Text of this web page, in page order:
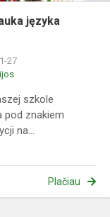
języka
27
szkole
pod znakiem
na...
Plačiau